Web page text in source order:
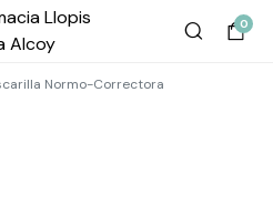
0
Normo-Correctora